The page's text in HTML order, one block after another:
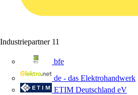
Industriepartner 11
bfe
de - das Elektrohandwerk
ETIM Deutschland eV